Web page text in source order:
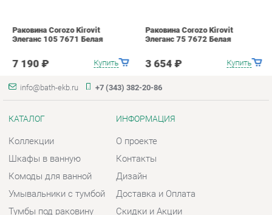
Шкафы в ванную
Тумбы под раковину
Умывальники
Экраны
Контакты
Скидки и Акции
Гарантия
Помощь
ГОРОДА КОНТАКТЫ